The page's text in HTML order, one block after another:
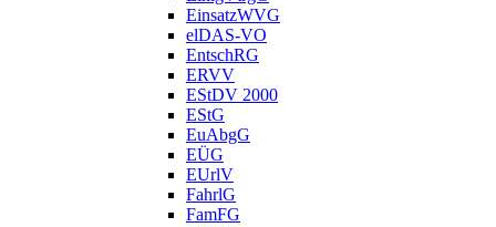
EinsatzWVG
elDAS-VO
EntschRG
ERVV
EStDV 2000
EStG
EuAbgG
EÜG
EUrlV
FahrlG
FamFG